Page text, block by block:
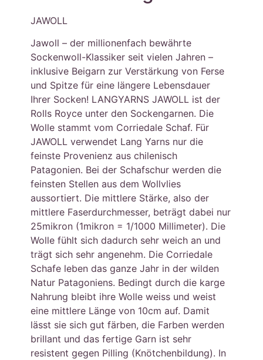
JAWOLL
Jawoll – der millionenfach bewährte
Sockenwoll-Klassiker seit vielen Jahren –
inklusive Beigarn zur Verstärkung von Ferse
und Spitze für eine längere Lebensdauer
Ihrer Socken! LANGYARNS JAWOLL ist der
Rolls Royce unter den Sockengarnen. Die
Wolle stammt vom Corriedale Schaf. Für
JAWOLL verwendet Lang Yarns nur die
feinste Provenienz aus chilenisch
Patagonien. Bei der Schafschur werden die
feinsten Stellen aus dem Wollvlies
aussortiert. Die mittlere Stärke, also der
mittlere Faserdurchmesser, beträgt dabei nur
25mikron (1mikron = 1/1000 Millimeter). Die
Wolle fühlt sich dadurch sehr weich an und
trägt sich sehr angenehm. Die Corriedale
Schafe leben das ganze Jahr in der wilden
Natur Patagoniens. Bedingt durch die karge
Nahrung bleibt ihre Wolle weiss und weist
eine mittlere Länge von 10cm auf. Damit
lässt sie sich gut färben, die Farben werden
brillant und das fertige Garn ist sehr
resistent gegen Pilling (Knötchenbildung). In